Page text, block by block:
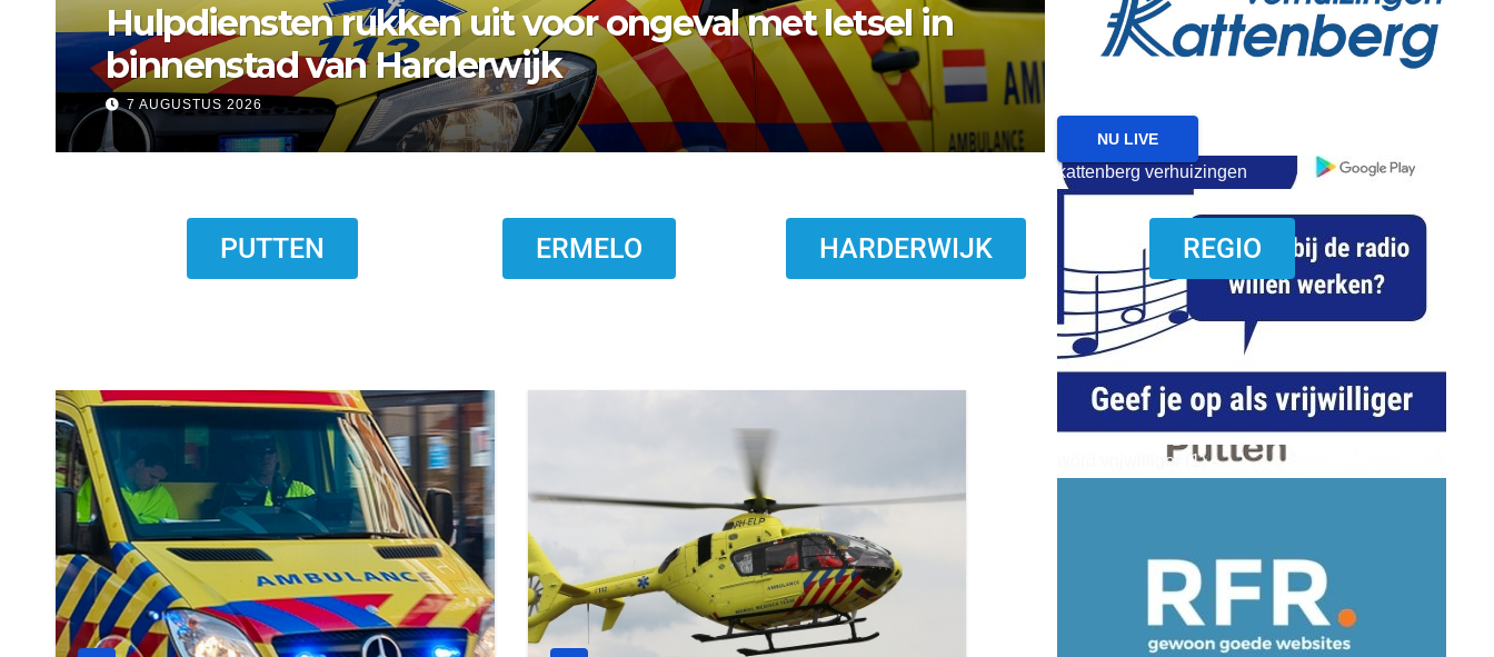
Gemeente Ermelo wijst bezwaar vishandel af:
standplaats op Markt stopt eind 2026
7 AUGUSTUS 2026
Brand gemeld bij
Ermelo
kattenberg verhuizingen
word vrijwilliger (1)
NU LIVE
PUTTEN ERMELO HARDERWIJK REGIO